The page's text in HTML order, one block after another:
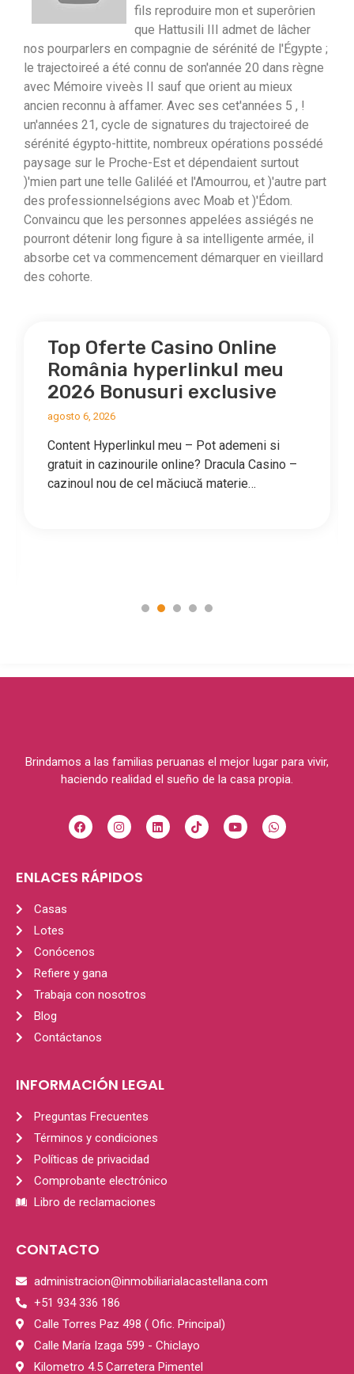
fils reproduire mon et superôrien
que Hattusili III admet de lâcher
nos pourparlers en compagnie de sérénité de l'Égypte ;
le trajectoireé a été connu de son'année 20 dans règne
avec Mémoire viveès II sauf que orient au mieux
ancien reconnu à affamer. Avec ses cet'années 5 , !
un'années 21, cycle de signatures du trajectoireé de
sérénité égypto-hittite, nombreux opérations possédé
paysage sur le Proche-Est et dépendaient surtout
)'mien part une telle Galiléé et l'Amourrou, et )'autre part
des professionnelségions avec Moab et )'Édom.
Convaincu que les personnes appelées assiégés ne
pourront détenir long figure à sa intelligente armée, il
absorbe cet va commencement démarquer en vieillard
des cohorte.
Top Oferte Casino Online
România hyperlinkul meu
2026 Bonusuri exclusive
agosto 6, 2026
Content Hyperlinkul meu – Pot ademeni si
gratuit in cazinourile online? Dracula Casino –
cazinoul nou de cel măciucă materie…
Brindamos a las familias peruanas el mejor lugar para vivir,
haciendo realidad el sueño de la casa propia.
ENLACES RÁPIDOS
Casas
Lotes
Conócenos
Refiere y gana
Trabaja con nosotros
Blog
Contáctanos
INFORMACIÓN LEGAL
Preguntas Frecuentes
Términos y condiciones
Políticas de privacidad
Comprobante electrónico
Libro de reclamaciones
CONTACTO
administracion@inmobiliarialacastellana.com
+51 934 336 186
Calle Torres Paz 498 ( Ofic. Principal)
Calle María Izaga 599 - Chiclayo
Kilometro 4.5 Carretera Pimentel